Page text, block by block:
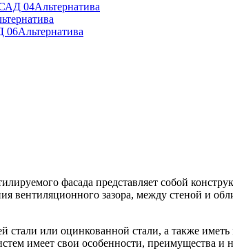
04Альтернатива
06Альтернатива
фасада представляет собой
зазора, между стеной и
или оцинкованной стали, а также
имеет свои особенности, преимущества и